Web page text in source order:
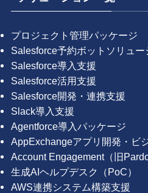
プロジェクト管理パッケージ
Salesforce予約ボットソリュー
Salesforce導入支援
Salesforce活用支援
Salesforce開発・連携支援
Slack導入支援
Agentforce導入パッケージ
AppExchangeアプリ開発・ビ
Account Engagement（旧
生成AIヘルプデスク（PoC）
AWS連携システム構築支援